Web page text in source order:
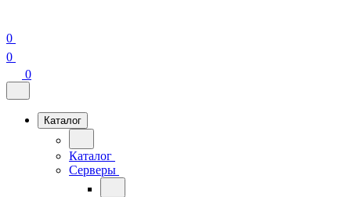
0
0
0
Каталог
Каталог
Серверы